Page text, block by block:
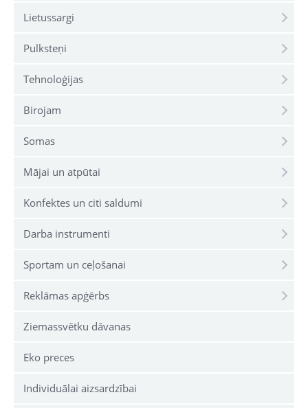
Lietussargi
Pulksteņi
Tehnoloģijas
Birojam
Somas
Mājai un atpūtai
Konfektes un citi saldumi
Darba instrumenti
Sportam un ceļošanai
Reklāmas apģērbs
Ziemassvētku dāvanas
Eko preces
Individuālai aizsardzībai